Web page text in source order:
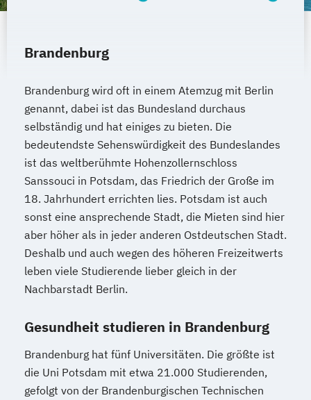
Brandenburg
Brandenburg wird oft in einem Atemzug mit Berlin
genannt, dabei ist das Bundesland durchaus
selbständig und hat einiges zu bieten. Die
bedeutendste Sehenswürdigkeit des Bundeslandes
ist das weltberühmte Hohenzollernschloss
Sanssouci in Potsdam, das Friedrich der Große im
18. Jahrhundert errichten lies. Potsdam ist auch
sonst eine ansprechende Stadt, die Mieten sind hier
aber höher als in jeder anderen Ostdeutschen Stadt.
Deshalb und auch wegen des höheren Freizeitwerts
leben viele Studierende lieber gleich in der
Nachbarstadt Berlin.
Gesundheit studieren in Brandenburg
Brandenburg hat fünf Universitäten. Die größte ist
die Uni Potsdam mit etwa 21.000 Studierenden,
gefolgt von der Brandenburgischen Technischen